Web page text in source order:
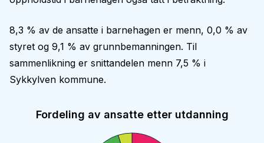
8,3 % av de ansatte i barnehagen er menn, 0,0 % av
styret og 9,1 % av grunnbemanningen. Til
sammenlikning er snittandelen menn 7,5 % i
Sykkylven kommune.
Fordeling av ansatte etter utdanning